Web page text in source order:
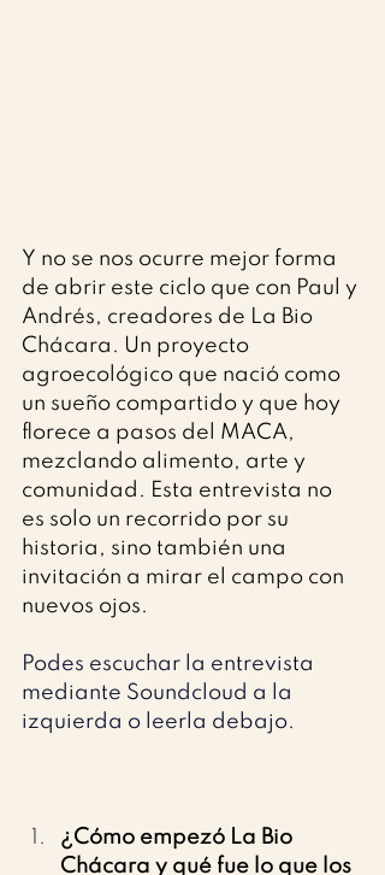
Y no se nos ocurre mejor forma
de abrir este ciclo que con Paul y
Andrés, creadores de La Bio
Chácara. Un proyecto
agroecológico que nació como
un sueño compartido y que hoy
florece a pasos del MACA,
mezclando alimento, arte y
comunidad. Esta entrevista no
es solo un recorrido por su
historia, sino también una
invitación a mirar el campo con
nuevos ojos.
Podes escuchar la entrevista
mediante Soundcloud a la
izquierda o leerla debajo.
¿Cómo empezó La Bio
Chácara y qué fue lo que los